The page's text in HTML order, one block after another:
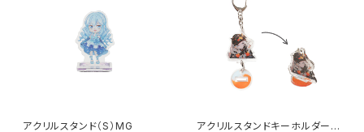
アクリルスタンド（S）MG アクリルスタンドキーホルダー